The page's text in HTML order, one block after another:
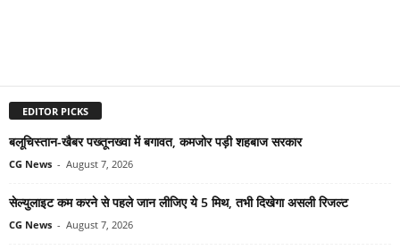
EDITOR PICKS
बलूचिस्तान-खैबर पख्तूनख्वा में बगावत, कमजोर पड़ी शहबाज सरकार
CG News - August 7, 2026
सेल्युलाइट कम करने से पहले जान लीजिए ये 5 मिथ, तभी दिखेगा असली रिजल्ट
CG News - August 7, 2026